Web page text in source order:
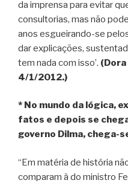
da imprensa para evitar
consultorias, mas não
anos esgueirando-se
dar explicações,
tem nada com isso’.
4/1/2012.)
* No mundo da lógica,
fatos e depois se
governo Dilma, chega-
“Em matéria de história
comparam à do ministro